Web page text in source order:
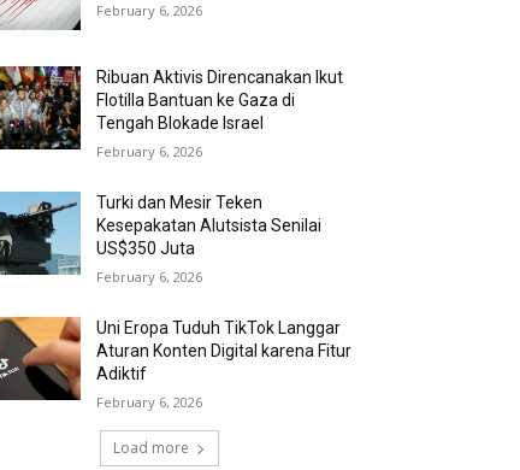
February 6, 2026
Ribuan Aktivis Direncanakan Ikut
Flotilla Bantuan ke Gaza di
Tengah Blokade Israel
February 6, 2026
Turki dan Mesir Teken
Kesepakatan Alutsista Senilai
US$350 Juta
February 6, 2026
Uni Eropa Tuduh TikTok Langgar
Aturan Konten Digital karena Fitur
Adiktif
February 6, 2026
Load more